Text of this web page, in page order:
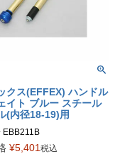
クス(EFFEX) ハンドル
イト ブルー スチール
(内径18-19)用
EBB211B
¥5,401 税込